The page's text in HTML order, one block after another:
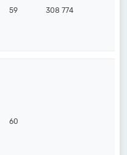
59 308 774
60